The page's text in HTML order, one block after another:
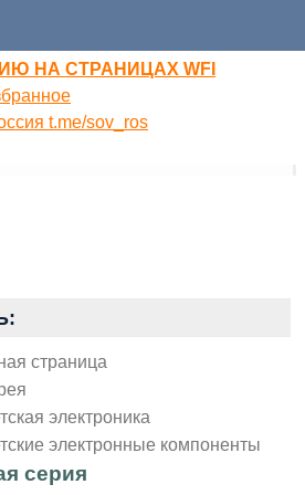
НА СТРАНИЦАХ WFI
t.me/sov_ros
страница
электроника
электронные компоненты
серия